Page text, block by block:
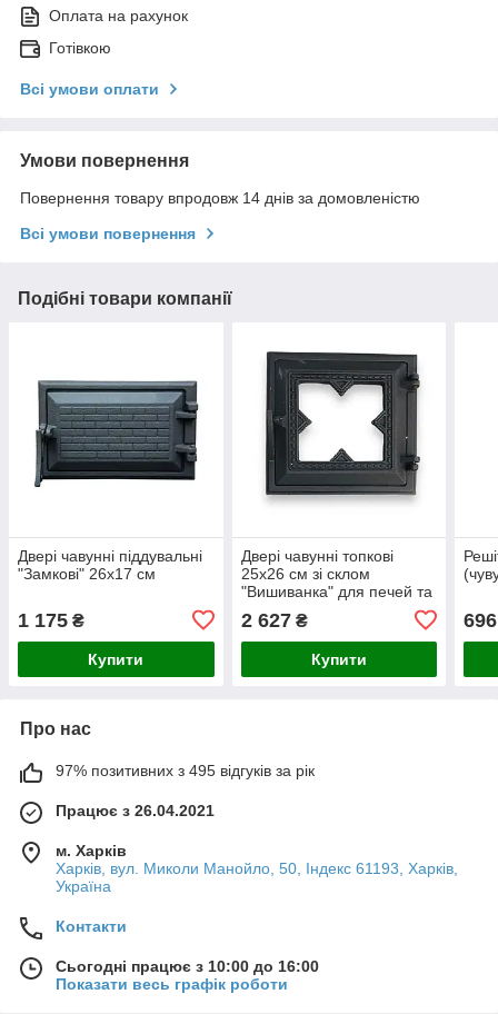
Оплата на рахунок
Готівкою
Всі умови оплати
Умови повернення
Повернення товару впродовж 14 днів за домовленістю
Всі умови повернення
Подібні товари компанії
Двері чавунні піддувальні
"Замкові" 26х17 см
1 175 ₴
Купити
Двері чавунні топкові
25х26 см зі склом
"Вишиванка" для печей та
2 627₴
Купити
696
Про нас
97% позитивних з 495 відгуків за рік
Працює з 26.04.2021
м. Харків
Харків, вул. Миколи Манойло, 50, Індекс 61193, Харків,
Україна
Контакти
Сьогодні працює з 10:00 до 16:00
Показати весь графік роботи